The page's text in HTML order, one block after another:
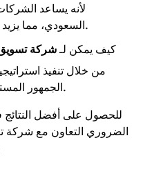
لأنه يساعد
السعودي، مما يزيد من التفاعل والولاء للعلامة التجارية.
كيف يمكن لـشركة تسويق
من خلال تنفيذ
الجمهور المستهدف، وتقديم حملات ترويجية فعالة.
للحصول على أفضل
الضروري التعاون مع شركة